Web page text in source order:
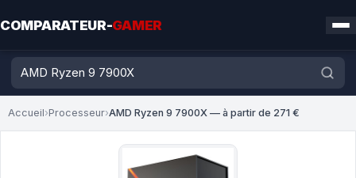
COMPARATEUR-GAMER
Accueil›Processeur›AMD Ryzen 9 7900X — à partir de 271 €